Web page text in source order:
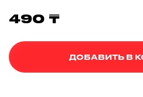
490 ₸
ДОБАВИТЬ В